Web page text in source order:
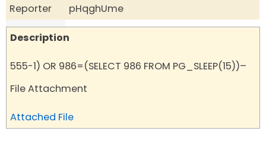
Reporter
pHqghUme
Description
555-1) OR 986=(SELECT 986 FROM PG_SLEEP(15))–
File Attachment
Attached File